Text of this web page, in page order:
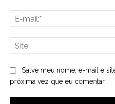
Salve meu nome, e-mail e
próxima vez que eu comentar.